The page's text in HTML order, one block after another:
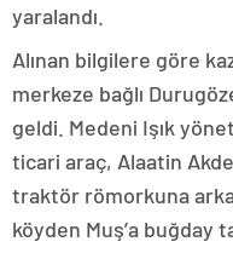
yaralandı.
Alınan bilgilere göre
merkeze bağlı
geldi. Medeni Işık
ticari araç, Alaatin
traktör römorkuna
köyden Muş’a buğday